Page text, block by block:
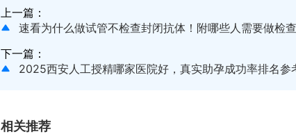
上一篇：
速看为什么做试管不检查封闭抗体！附哪些人需要做检查
下一篇：
2025西安人工授精哪家医院好，真实助孕成功率排名参
相关推荐